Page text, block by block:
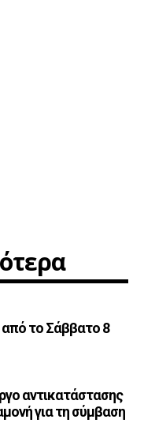
το Σάββατο 8
αντικατάστασης
για τη σύμβαση